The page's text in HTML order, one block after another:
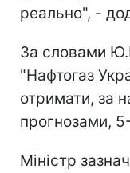
реально", -
За словами
"Нафтогаз
отримати, за
прогнозами,
Міністр